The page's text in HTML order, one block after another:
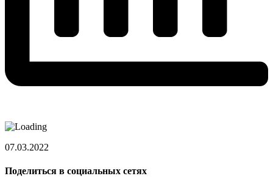
07.03.2022
Поделиться в социальных сетях